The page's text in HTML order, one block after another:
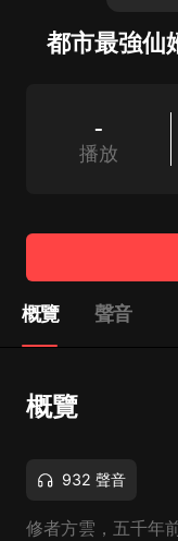
都市最強仙
-
播放
概覽 聲音
概覽
932 聲音
修者方雲，五千年